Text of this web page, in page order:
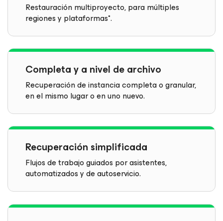
Restauración multiproyecto, para múltiples
regiones y plataformas*.
Completa y a nivel de archivo
Recuperación de instancia completa o granular,
en el mismo lugar o en uno nuevo.
Recuperación simplificada
Flujos de trabajo guiados por asistentes,
automatizados y de autoservicio.